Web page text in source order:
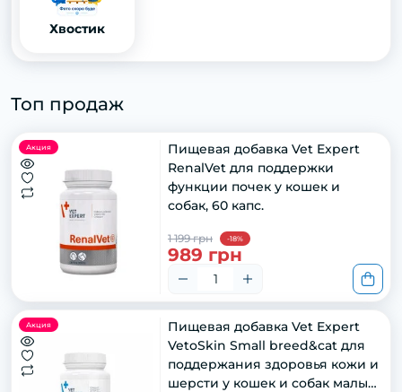
Хвостик
Топ продаж
Акция
Пищевая добавка Vet Expert
RenalVet для поддержки
функции почек у кошек и
собак, 60 капс.
1 199 грн -18%
989 грн
Акция
Пищевая добавка Vet Expert
VetoSkin Small breed&cat для
поддержания здоровья кожи и
шерсти у кошек и собак малых